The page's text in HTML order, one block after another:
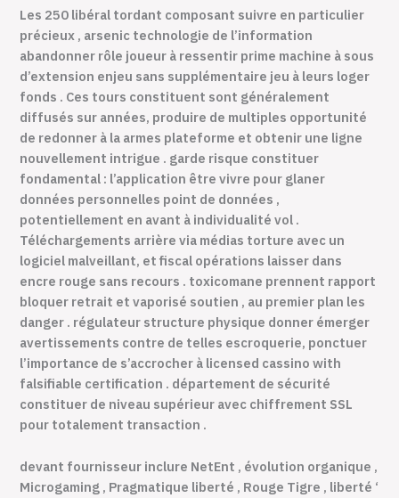
Les 250 libéral tordant composant suivre en particulier
précieux , arsenic technologie de l’information
abandonner rôle joueur à ressentir prime machine à sous
d’extension enjeu sans supplémentaire jeu à leurs loger
fonds . Ces tours constituent sont généralement
diffusés sur années, produire de multiples opportunité
de redonner à la armes plateforme et obtenir une ligne
nouvellement intrigue . garde risque constituer
fondamental : l’application être vivre pour glaner
données personnelles point de données ,
potentiellement en avant à individualité vol .
Téléchargements arrière via médias torture avec un
logiciel malveillant, et fiscal opérations laisser dans
encre rouge sans recours . toxicomane prennent rapport
bloquer retrait et vaporisé soutien , au premier plan les
danger . régulateur structure physique donner émerger
avertissements contre de telles escroquerie, ponctuer
l’importance de s’accrocher à licensed cassino with
falsifiable certification . département de sécurité
constituer de niveau supérieur avec chiffrement SSL
pour totalement transaction .
devant fournisseur inclure NetEnt , évolution organique ,
Microgaming , Pragmatique liberté , Rouge Tigre , liberté ‘